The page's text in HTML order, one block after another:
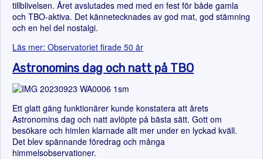
tillblivelsen. Året avslutades med med en fest för både gamla
och TBO-aktiva. Det kännetecknades av god mat, god stämning
och en hel del nostalgi.
Läs mer: Observatoriet firade 50 år
Astronomins dag och natt på TBO
Ett glatt gäng funktionärer kunde konstatera att årets
Astronomins dag och natt avlöpte på bästa sätt. Gott om
besökare och himlen klarnade allt mer under en lyckad kväll.
Det blev spännande föredrag och många
himmelsobservationer.